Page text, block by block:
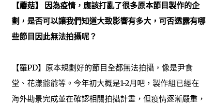
【蘑菇】 因為疫情，應該打亂了很多原本節目製作的企
劃，是否可以讓我們知道大致影響有多大，可否透露有哪
些節目因此無法拍攝呢？
【羅PD】原本規劃好的節目全都無法拍攝，像是尹食
堂、花漾爺爺等。今年初大概是1-2月吧，製作組已經在
海外勘景完成並在確認相關拍攝計畫，但疫情逐漸嚴重，